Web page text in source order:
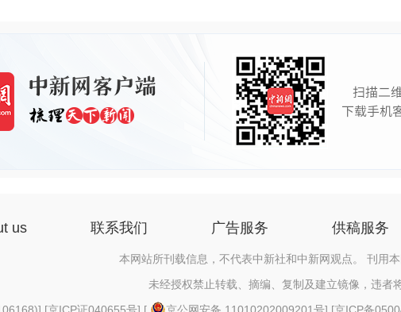
us 联系我们 广告服务 供稿服务
本网站所刊载信息，不代表中新社和中新网观点。 刊用本
未经授权禁止转载、摘编、复制及建立镜像，违者